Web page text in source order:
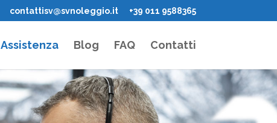
contattisv@svnoleggio.it +39 011 9588365
Assistenza Blog FAQ Contatti